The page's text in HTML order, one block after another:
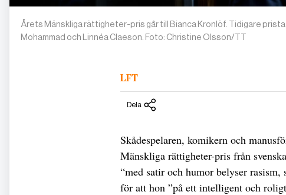
Årets Mänskliga rättigheter-pris går till Bianca Kronlöf. Tidigare
Mohammad och Linnéa Claeson. Foto: Christine Olsson/TT
LFT
Dela
Skådespelaren, komikern och
Mänskliga rättigheter-pris från
“med satir och humor belyser
för att hon ”på ett intelligent och